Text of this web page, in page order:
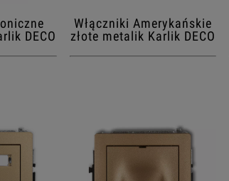
DECO
Włączniki Amerykańskie
złote metalik Karlik DECO